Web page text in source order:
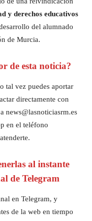
y derechos educativos
del alumnado
de Murcia.
de esta noticia?
tal vez puedes aportar
directamente con
news@lasnoticiasrm.es
en el teléfono
al instante
de Telegram
en Telegram, y
de la web en tiempo